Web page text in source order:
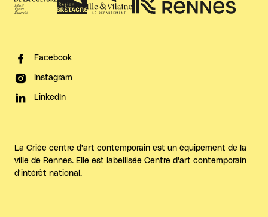
Facebook
Instagram
LinkedIn
La Criée centre d'art contemporain est un équipement de la
ville de Rennes. Elle est labellisée Centre d'art contemporain
d'intérêt national.